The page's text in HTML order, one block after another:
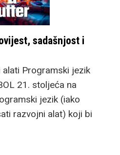
sadašnjost i
alati Programski jezik
21. stoljeća na
jezik (iako
razvojni alat) koji bi